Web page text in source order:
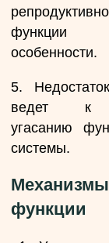
функции
особенности.
5.
ведет к
угасанию
системы.
функции